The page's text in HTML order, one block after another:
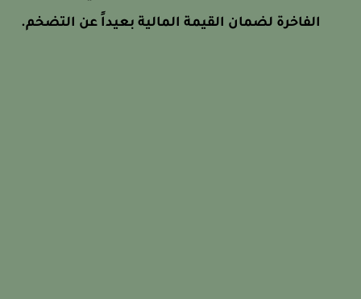
الفاخرة لضمان القيمة المالية بعيداً عن التضخم.